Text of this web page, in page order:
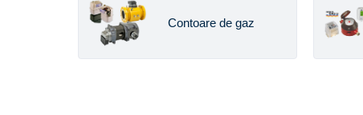
Contoare de gaz